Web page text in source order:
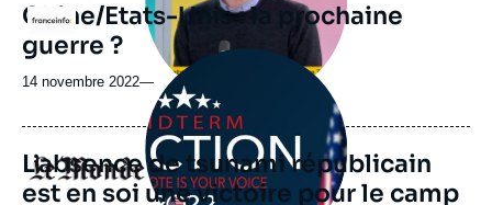
Logo
Chine/Etats-Unis : la prochaine
guerre ?
14 novembre 2022—
Logo
Image
principale
médiatique
L’absence de tsunami républicain
est en soi une victoire pour le camp